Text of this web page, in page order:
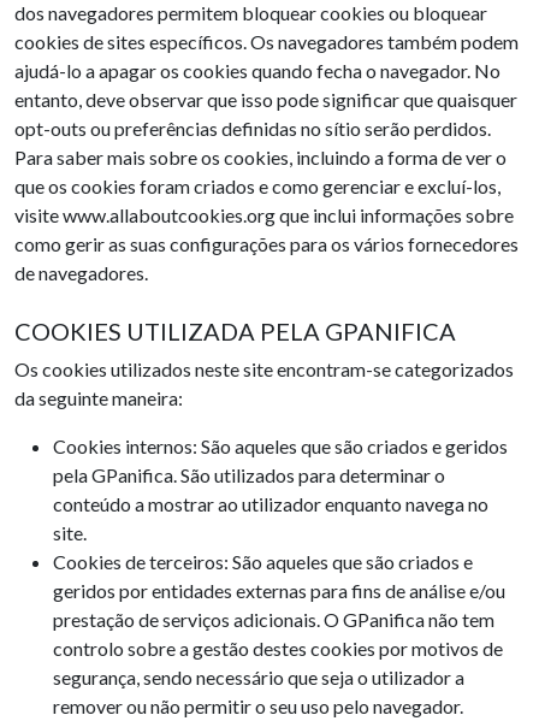
dos navegadores permitem bloquear cookies ou bloquear
cookies de sites específicos. Os navegadores também podem
ajudá-lo a apagar os cookies quando fecha o navegador. No
entanto, deve observar que isso pode significar que quaisquer
opt-outs ou preferências definidas no sítio serão perdidos.
Para saber mais sobre os cookies, incluindo a forma de ver o
que os cookies foram criados e como gerenciar e excluí-los,
visite www.allaboutcookies.org que inclui informações sobre
como gerir as suas configurações para os vários fornecedores
de navegadores.
COOKIES UTILIZADA PELA GPANIFICA
Os cookies utilizados neste site encontram-se categorizados
da seguinte maneira:
Cookies internos: São aqueles que são criados e geridos
pela GPanifica. São utilizados para determinar o
conteúdo a mostrar ao utilizador enquanto navega no
site.
Cookies de terceiros: São aqueles que são criados e
geridos por entidades externas para fins de análise e/ou
prestação de serviços adicionais. O GPanifica não tem
controlo sobre a gestão destes cookies por motivos de
segurança, sendo necessário que seja o utilizador a
remover ou não permitir o seu uso pelo navegador.